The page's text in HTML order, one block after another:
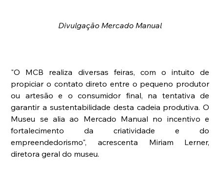
Divulgação Mercado Manual
"O MCB realiza diversas feiras, com o intuito de
propiciar o contato direto entre o pequeno produtor
ou artesão e o consumidor final, na tentativa de
garantir a sustentabilidade desta cadeia produtiva. O
Museu se alia ao Mercado Manual no incentivo e
fortalecimento da criatividade e do
empreendedorismo", acrescenta Miriam Lerner,
diretora geral do museu.